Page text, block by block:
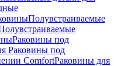
Полувстраиваемые
Раковины под
Раковины под
ComfortPаковины для